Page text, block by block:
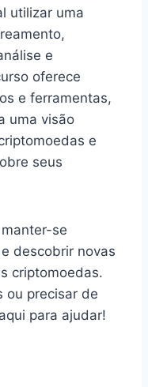
utilizar uma
e
oferece
e ferramentas,
uma visão
e
seus
se
descobrir novas
criptomoedas.
ou precisar de
para ajudar!